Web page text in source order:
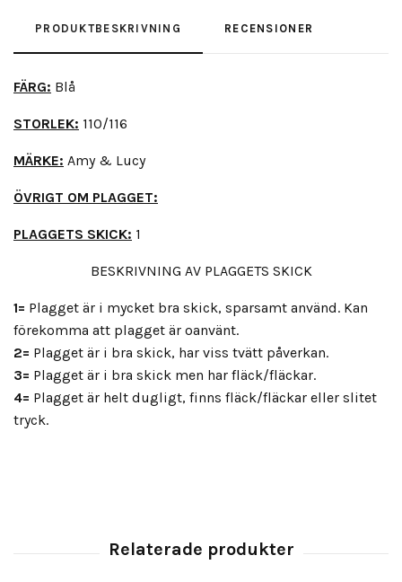
PRODUKTBESKRIVNING RECENSIONER
FÄRG: Blå
STORLEK: 110/116
MÄRKE: Amy & Lucy
ÖVRIGT OM PLAGGET:
PLAGGETS SKICK: 1
BESKRIVNING AV PLAGGETS SKICK
1= Plagget är i mycket bra skick, sparsamt använd. Kan
förekomma att plagget är oanvänt.
2= Plagget är i bra skick, har viss tvätt påverkan.
3= Plagget är i bra skick men har fläck/fläckar.
4= Plagget är helt dugligt, finns fläck/fläckar eller slitet
tryck.